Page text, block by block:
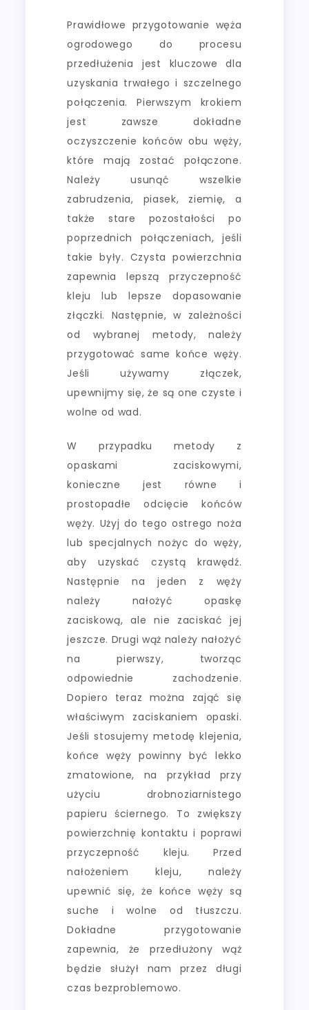
Prawidłowe przygotowanie węża
ogrodowego do procesu
przedłużenia jest kluczowe dla
uzyskania trwałego i szczelnego
połączenia. Pierwszym krokiem
jest zawsze dokładne
oczyszczenie końców obu węży,
które mają zostać połączone.
Należy usunąć wszelkie
zabrudzenia, piasek, ziemię, a
także stare pozostałości po
poprzednich połączeniach, jeśli
takie były. Czysta powierzchnia
zapewnia lepszą przyczepność
kleju lub lepsze dopasowanie
złączki. Następnie, w zależności
od wybranej metody, należy
przygotować same końce węży.
Jeśli używamy złączek,
upewnijmy się, że są one czyste i
wolne od wad.
W przypadku metody z
opaskami zaciskowymi,
konieczne jest równe i
prostopadłe odcięcie końców
węży. Użyj do tego ostrego noża
lub specjalnych nożyc do węży,
aby uzyskać czystą krawędź.
Następnie na jeden z węży
należy nałożyć opaskę
zaciskową, ale nie zaciskać jej
jeszcze. Drugi wąż należy nałożyć
na pierwszy, tworząc
odpowiednie zachodzenie.
Dopiero teraz można zająć się
właściwym zaciskaniem opaski.
Jeśli stosujemy metodę klejenia,
końce węży powinny być lekko
zmatowione, na przykład przy
użyciu drobnoziarnistego
papieru ściernego. To zwiększy
powierzchnię kontaktu i poprawi
przyczepność kleju. Przed
nałożeniem kleju, należy
upewnić się, że końce węży są
suche i wolne od tłuszczu.
Dokładne przygotowanie
zapewnia, że przedłużony wąż
będzie służył nam przez długi
czas bezproblemowo.